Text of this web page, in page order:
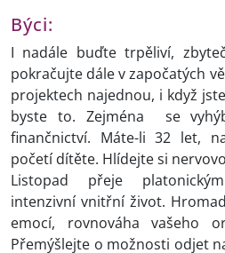
Býci:
I nadále buďte trpěliví,
pokračujte dále v započatých
projektech najednou, i když
byste to. Zejména se
finančnictví. Máte-li 32 let,
početí dítěte. Hlídejte si
Listopad přeje
intenzivní vnitřní život.
emocí, rovnováha vašeho
Přemýšlejte o možnosti odjet